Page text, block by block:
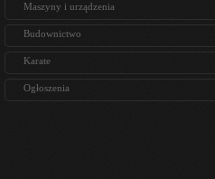
Maszyny i urządzenia
Budownictwo
Karate
Ogłoszenia